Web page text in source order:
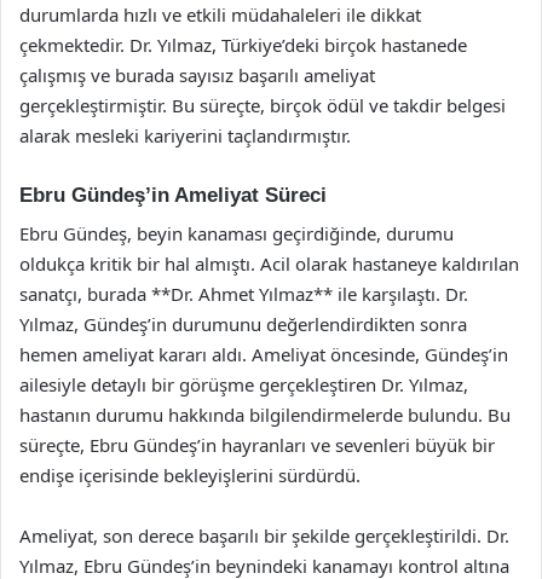
durumlarda hızlı ve etkili müdahaleleri ile dikkat
çekmektedir. Dr. Yılmaz, Türkiye’deki birçok hastanede
çalışmış ve burada sayısız başarılı ameliyat
gerçekleştirmiştir. Bu süreçte, birçok ödül ve takdir belgesi
alarak mesleki kariyerini taçlandırmıştır.
Ebru Gündeş’in Ameliyat Süreci
Ebru Gündeş, beyin kanaması geçirdiğinde, durumu
oldukça kritik bir hal almıştı. Acil olarak hastaneye kaldırılan
sanatçı, burada **Dr. Ahmet Yılmaz** ile karşılaştı. Dr.
Yılmaz, Gündeş’in durumunu değerlendirdikten sonra
hemen ameliyat kararı aldı. Ameliyat öncesinde, Gündeş’in
ailesiyle detaylı bir görüşme gerçekleştiren Dr. Yılmaz,
hastanın durumu hakkında bilgilendirmelerde bulundu. Bu
süreçte, Ebru Gündeş’in hayranları ve sevenleri büyük bir
endişe içerisinde bekleyişlerini sürdürdü.
Ameliyat, son derece başarılı bir şekilde gerçekleştirildi. Dr.
Yılmaz, Ebru Gündeş’in beynindeki kanamayı kontrol altına